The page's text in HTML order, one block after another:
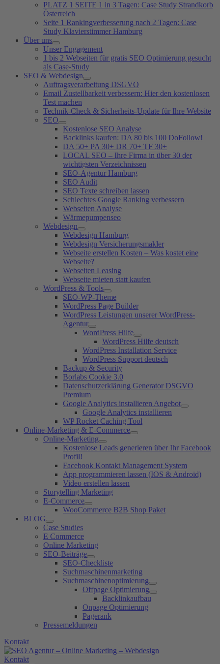
PLATZ 1 SEITE 1 in 3 Tagen: Case Study Strandkorb
Österreich
Seite 1 Rankingverbesserung nach 2 Tagen: Case
Study Klavierstimmer Hamburg
Über uns
Unser Engagement
1 bis 2 Webseiten für gratis SEO Optimierung gesucht
als Case-Study
SEO & Webdesign
Auftragsverarbeitung DSGVO
Email Zustellbarkeit verbessern: Hier den kostenlosen
Test machen
Technik-Check & Sicherheits-Update für Ihre Website
SEO
Kostenlose SEO Analyse
Backlinks kaufen: DA 80 bis 100 DoFollow!
DA 50+ PA 30+ DR 70+ TF 30+
LOCAL SEO – Ihre Firma in über 30 der
wichtigsten Verzeichnissen
SEO-Agentur Hamburg
SEO Audit
SEO Texte schreiben lassen
Schlechtes Google Ranking verbessern
Webseiten Analyse
Wärmepumpenseo
Webdesign
Webdesign Hamburg
Webdesign Versicherungsmakler
Webseite erstellen Kosten – Was kostet eine
Webseite?
Webseiten Leasing
Webseite mieten statt kaufen
WordPress & Tools
SEO-WP-Theme
WordPress Page Builder
WordPress Leistungen unserer WordPress-
Agentur
WordPress Hilfe
WordPress Hilfe deutsch
WordPress Installation Service
WordPress Support deutsch
Backup & Security
Borlabs Cookie 3.0
Datenschutzerklärung Generator DSGVO
Premium
Google Analytics installieren Angebot
Google Analytics installieren
WP Rocket Caching Tool
Online-Marketing & E-Commerce
Online-Marketing
Kostenlose Leads generieren über Ihr Facebook
Profil!
Facebook Kontakt Management System
App programmieren lassen (IOS & Android)
Video erstellen lassen
Storytelling Marketing
E-Commerce
WooCommerce B2B Shop Paket
BLOG
Case Studies
E Commerce
Online Marketing
SEO-Beiträge
SEO-Checkliste
Suchmaschinenmarketing
Suchmaschinenoptimierung
Offpage Optimierung
Backlinkaufbau
Onpage Optimierung
Pagerank
Pressemeldungen
Kontakt
Kontakt